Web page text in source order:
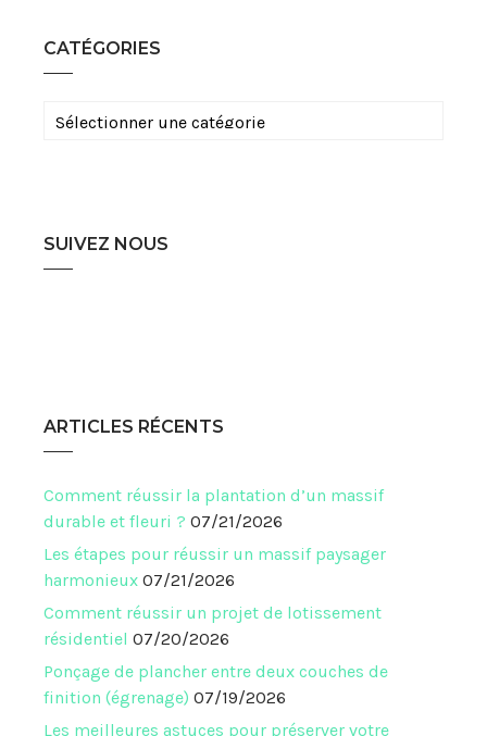
CATÉGORIES
Catégories
SUIVEZ NOUS
ARTICLES RÉCENTS
Comment réussir la plantation d’un massif
durable et fleuri ? 07/21/2026
Les étapes pour réussir un massif paysager
harmonieux 07/21/2026
Comment réussir un projet de lotissement
résidentiel 07/20/2026
Ponçage de plancher entre deux couches de
finition (égrenage) 07/19/2026
Les meilleures astuces pour préserver votre